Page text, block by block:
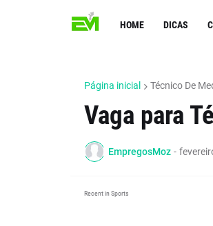
HOME DICAS
Página inicial Técnico De
Vaga para
EmpregosMoz -
Recent in Sports